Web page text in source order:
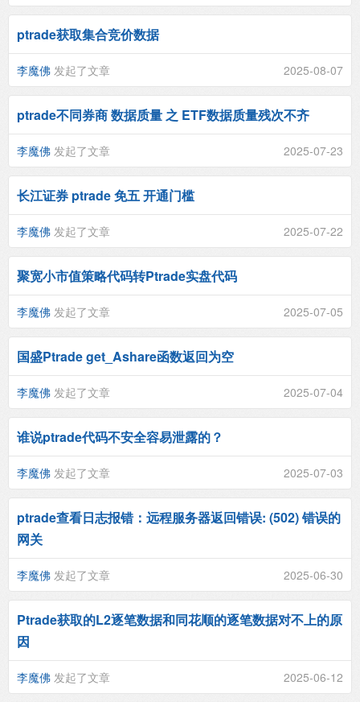
ptrade获取集合竞价数据
李魔佛 发起了文章 2025-08-07
ptrade不同券商 数据质量 之 ETF数据质量残次不齐
李魔佛 发起了文章 2025-07-23
长江证券 ptrade 免五 开通门槛
李魔佛 发起了文章 2025-07-22
聚宽小市值策略代码转Ptrade实盘代码
李魔佛 发起了文章 2025-07-05
国盛Ptrade get_Ashare函数返回为空
李魔佛 发起了文章 2025-07-04
谁说ptrade代码不安全容易泄露的？
李魔佛 发起了文章 2025-07-03
ptrade查看日志报错：远程服务器返回错误: (502) 错误的
网关
李魔佛 发起了文章 2025-06-30
Ptrade获取的L2逐笔数据和同花顺的逐笔数据对不上的原
因
李魔佛 发起了文章 2025-06-12